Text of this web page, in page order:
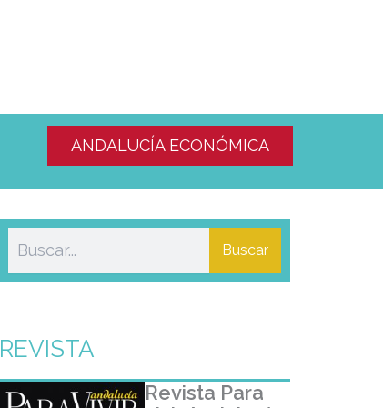
ANDALUCÍA ECONÓMICA
Buscar
REVISTA
Revista Para